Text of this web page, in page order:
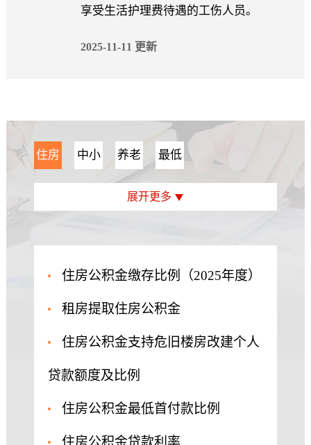
享受生活护理费待遇的工伤人员。
2025-11-11 更新
住房
公积
金
中小
学收
费标
养老
金待
遇
最低
工资
标准
展开更多
住房公积金缴存比例（2025年度）
租房提取住房公积金
住房公积金支持危旧楼房改建个人
贷款额度及比例
住房公积金最低首付款比例
住房公积金贷款利率